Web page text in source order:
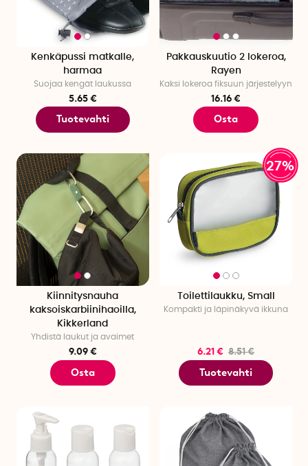
Kenkäpussi matkalle,
harmaa
Suojaa kengät laukussa
5.65 €
Tuotevahti
Pakkauskuutio 2 lokeroa,
Rayen
Kaksi lokeroa fiksuun järjestelyyn
16.16 €
Osta
Kiinnitysnauha
kaksoiskarbiinihaoilla,
Kikkerland
Yhdistä laukut ja avaimet
9.09 €
Osta
27%
Toilettilaukku, Small
Kompakti ja läpinäkyvä ikkuna
6.21 € 8.51 €
Tuotevahti